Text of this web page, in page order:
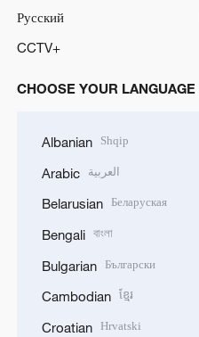
Русский
CCTV+
CHOOSE YOUR LANGUAGE
Albanian Shqip
Arabic العربية
Belarusian Беларуская
Bengali বাংলা
Bulgarian Български
Cambodian ខ្មែរ
Croatian Hrvatski